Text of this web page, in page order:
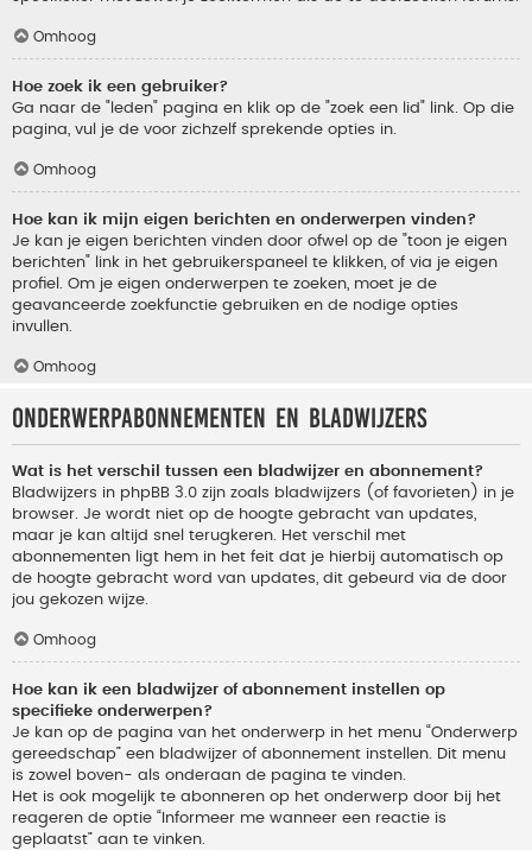
Omhoog
Hoe zoek ik een gebruiker?
Ga naar de "leden" pagina en klik op de "zoek een lid" link. Op die
pagina, vul je de voor zichzelf sprekende opties in.
Omhoog
Hoe kan ik mijn eigen berichten en onderwerpen vinden?
Je kan je eigen berichten vinden door ofwel op de "toon je eigen
berichten" link in het gebruikerspaneel te klikken, of via je eigen
profiel. Om je eigen onderwerpen te zoeken, moet je de
geavanceerde zoekfunctie gebruiken en de nodige opties
invullen.
Omhoog
Onderwerpabonnementen en bladwijzers
Wat is het verschil tussen een bladwijzer en abonnement?
Bladwijzers in phpBB 3.0 zijn zoals bladwijzers (of favorieten) in je
browser. Je wordt niet op de hoogte gebracht van updates,
maar je kan altijd snel terugkeren. Het verschil met
abonnementen ligt hem in het feit dat je hierbij automatisch op
de hoogte gebracht word van updates, dit gebeurd via de door
jou gekozen wijze.
Omhoog
Hoe kan ik een bladwijzer of abonnement instellen op
specifieke onderwerpen?
Je kan op de pagina van het onderwerp in het menu “Onderwerp
gereedschap” een bladwijzer of abonnement instellen. Dit menu
is zowel boven- als onderaan de pagina te vinden.
Het is ook mogelijk te abonneren op het onderwerp door bij het
reageren de optie “Informeer me wanneer een reactie is
geplaatst” aan te vinken.